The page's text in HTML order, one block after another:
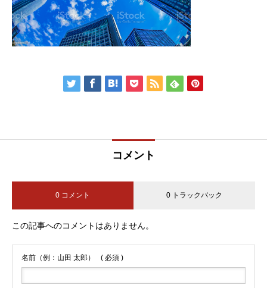
コメント
0 コメント 0 トラックバック
この記事へのコメントはありません。
名前（例：山田 太郎） ( 必須 )